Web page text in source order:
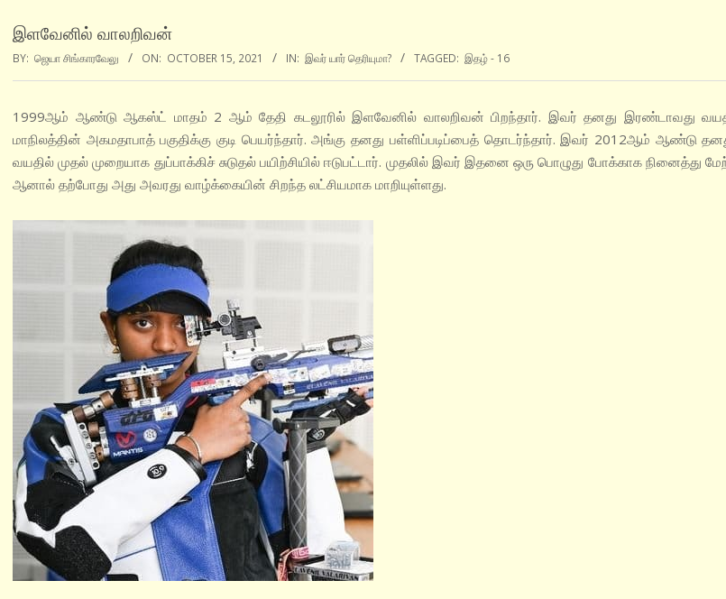
இளவேனில் வாலறிவன்
BY: ஜெயா சிங்காரவேலு ON: OCTOBER 15, 2021 IN: இவர் யார் தெரியுமா? TAGGED: இதழ் - 16
1999ஆம் ஆண்டு ஆகஸ்ட் மாதம் 2 ஆம் தேதி கடலூரில் இளவேனில் வாலறிவன் பிறந்தார். இவர் தனது இரண்டாவது
மாநிலத்தின் அகமதாபாத் பகுதிக்கு குடி பெயர்ந்தார். அங்கு தனது பள்ளிப்படிப்பைத் தொடர்ந்தார். இவர் 2012ஆம் ஆண்டு
வயதில் முதல் முறையாக துப்பாக்கிச் சுடுதல் பயிற்சியில் ஈடுபட்டார். முதலில் இவர் இதனை ஒரு பொழுது போக்காக நினைத்து
ஆனால் தற்போது அது அவரது வாழ்க்கையின் சிறந்த லட்சியமாக மாறியுள்ளது.